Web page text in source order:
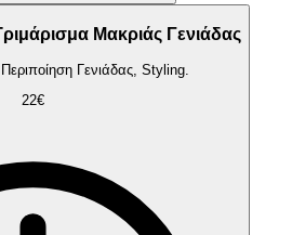
Μακριάς Γενιάδας
Γενιάδας, Styling.
22€